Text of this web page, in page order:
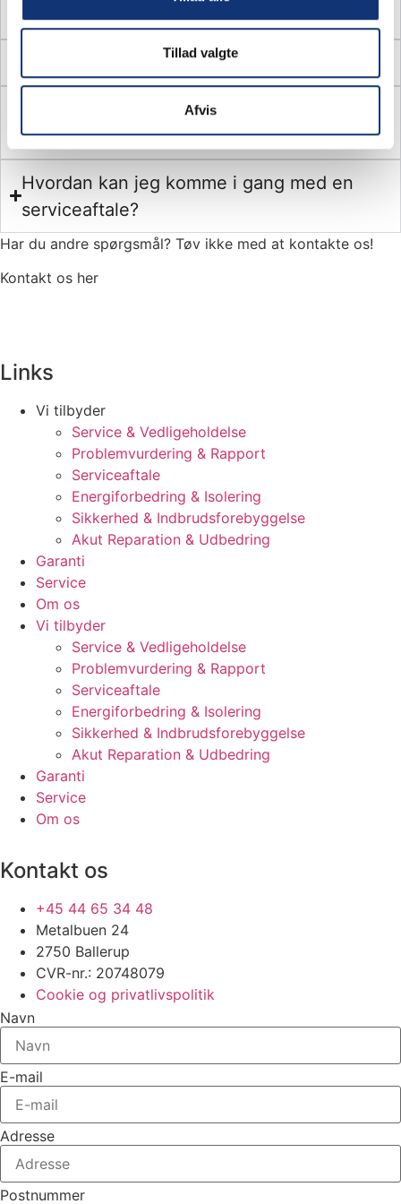
Tillad valgte
Afvis
vinduer og døre?
Hvad koster en serviceaftale?
Hvad sker der, hvis jeg ikke vedligeholder
mine vinduer og døre?
Hvordan kan jeg komme i gang med en
serviceaftale?
Har du andre spørgsmål? Tøv ikke med at kontakte os!
Kontakt os her
Links
Vi tilbyder
Service & Vedligeholdelse
Problemvurdering & Rapport
Serviceaftale
Energiforbedring & Isolering
Sikkerhed & Indbrudsforebyggelse
Akut Reparation & Udbedring
Garanti
Service
Om os
Vi tilbyder
Service & Vedligeholdelse
Problemvurdering & Rapport
Serviceaftale
Energiforbedring & Isolering
Sikkerhed & Indbrudsforebyggelse
Akut Reparation & Udbedring
Garanti
Service
Om os
Kontakt os
+45 44 65 34 48
Metalbuen 24
2750 Ballerup
CVR-nr.: 20748079
Cookie og privatlivspolitik
Navn
E-mail
Adresse
Postnummer